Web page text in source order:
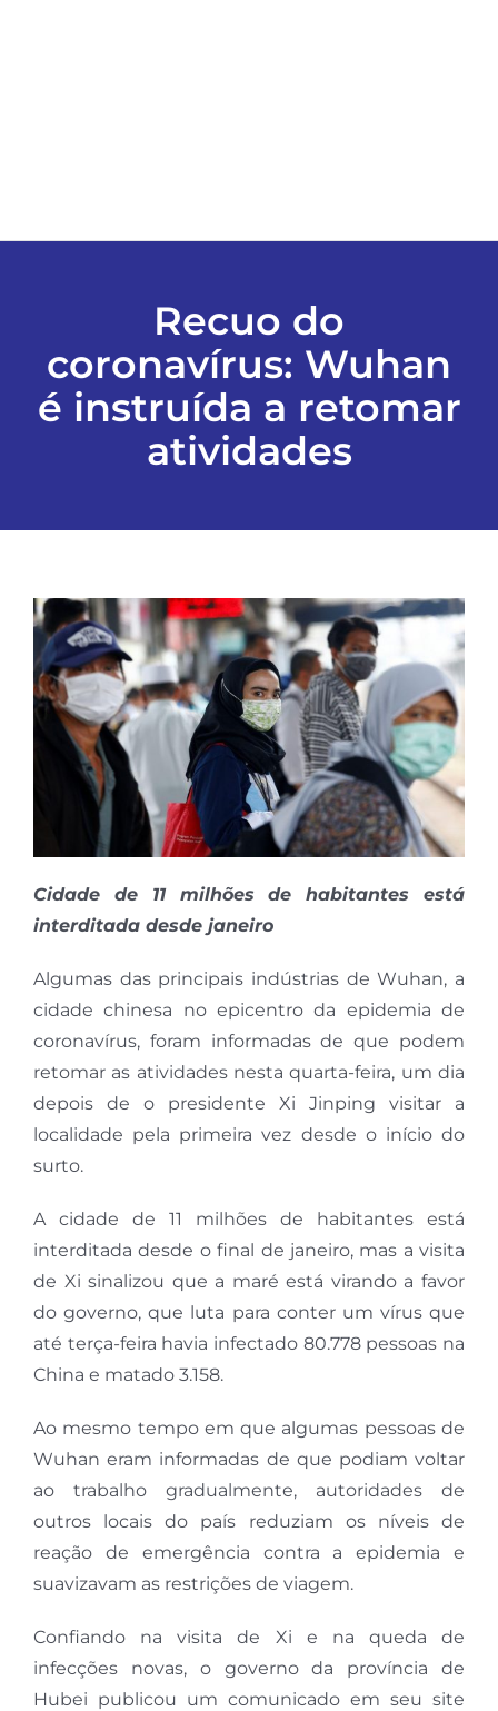
FALE CONOSCO
EDIÇÕES EM PDF
Recuo do
coronavírus: Wuhan
é instruída a retomar
atividades
Cidade de 11 milhões de habitantes está
interditada desde janeiro
Algumas das principais indústrias de Wuhan, a
cidade chinesa no epicentro da epidemia de
coronavírus, foram informadas de que podem
retomar as atividades nesta quarta-feira, um dia
depois de o presidente Xi Jinping visitar a
localidade pela primeira vez desde o início do
surto.
A cidade de 11 milhões de habitantes está
interditada desde o final de janeiro, mas a visita
de Xi sinalizou que a maré está virando a favor
do governo, que luta para conter um vírus que
até terça-feira havia infectado 80.778 pessoas na
China e matado 3.158.
Ao mesmo tempo em que algumas pessoas de
Wuhan eram informadas de que podiam voltar
ao trabalho gradualmente, autoridades de
outros locais do país reduziam os níveis de
reação de emergência contra a epidemia e
suavizavam as restrições de viagem.
Confiando na visita de Xi e na queda de
infecções novas, o governo da província de
Hubei publicou um comunicado em seu site